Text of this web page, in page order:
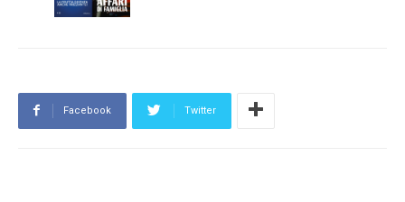
Facebook Twitter